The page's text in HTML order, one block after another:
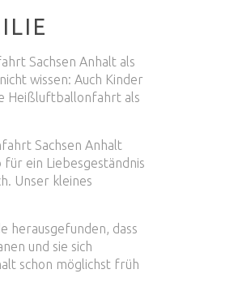
Sachsen Anhalt als
wissen: Auch Kinder
Heißluftballonfahrt als
Sachsen Anhalt
ein Liebesgeständnis
Unser kleines
herausgefunden, dass
und sie sich
schon möglichst früh